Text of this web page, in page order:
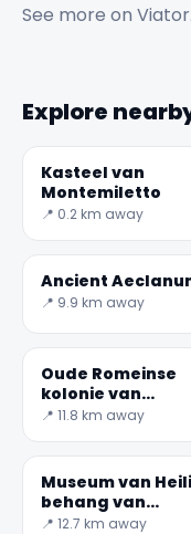
See more on
Explore
Kasteel van
Montemiletto
📍 0.2 km away
Ancient
📍 9.9 km away
Oude Romeinse
kolonie van
Abellinum
📍 11.8 km away
Museum van
behang van
Montemarano
📍 12.7 km away